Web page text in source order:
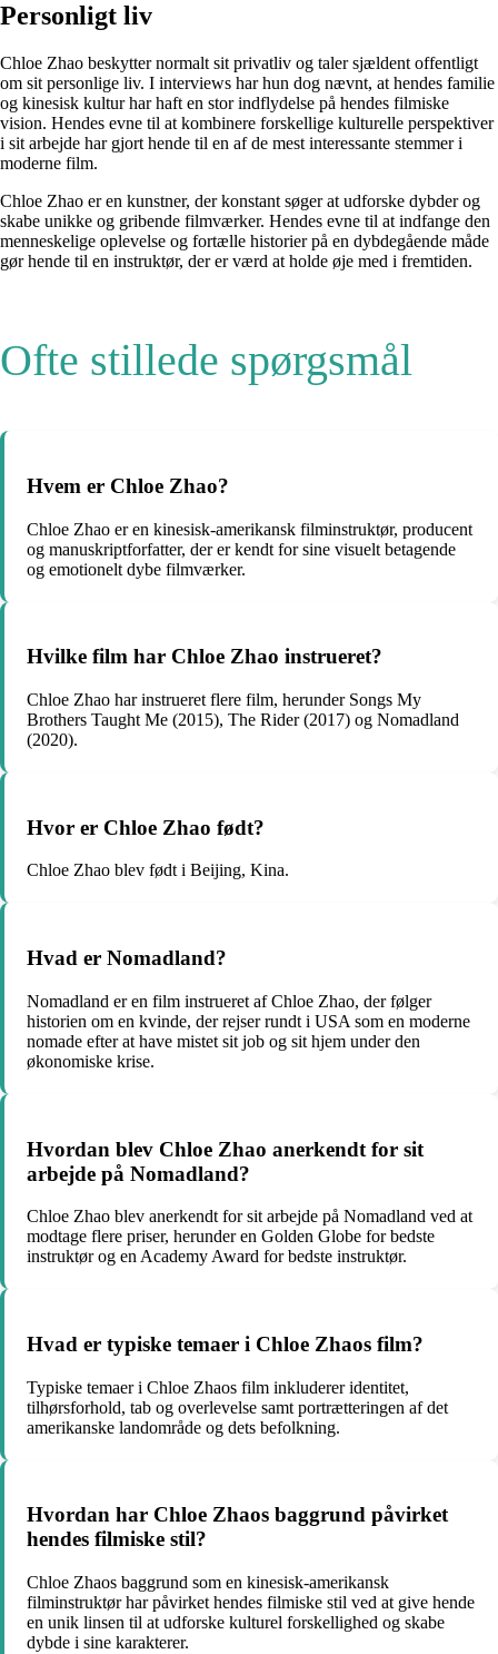
Personligt liv
Chloe Zhao beskytter normalt sit privatliv og taler sjældent offentligt
om sit personlige liv. I interviews har hun dog nævnt, at hendes familie
og kinesisk kultur har haft en stor indflydelse på hendes filmiske
vision. Hendes evne til at kombinere forskellige kulturelle perspektiver
i sit arbejde har gjort hende til en af de mest interessante stemmer i
moderne film.
Chloe Zhao er en kunstner, der konstant søger at udforske dybder og
skabe unikke og gribende filmværker. Hendes evne til at indfange den
menneskelige oplevelse og fortælle historier på en dybdegående måde
gør hende til en instruktør, der er værd at holde øje med i fremtiden.
Ofte stillede spørgsmål
Hvem er Chloe Zhao?
Chloe Zhao er en kinesisk-amerikansk filminstruktør, producent
og manuskriptforfatter, der er kendt for sine visuelt betagende
og emotionelt dybe filmværker.
Hvilke film har Chloe Zhao instrueret?
Chloe Zhao har instrueret flere film, herunder Songs My
Brothers Taught Me (2015), The Rider (2017) og Nomadland
(2020).
Hvor er Chloe Zhao født?
Chloe Zhao blev født i Beijing, Kina.
Hvad er Nomadland?
Nomadland er en film instrueret af Chloe Zhao, der følger
historien om en kvinde, der rejser rundt i USA som en moderne
nomade efter at have mistet sit job og sit hjem under den
økonomiske krise.
Hvordan blev Chloe Zhao anerkendt for sit
arbejde på Nomadland?
Chloe Zhao blev anerkendt for sit arbejde på Nomadland ved at
modtage flere priser, herunder en Golden Globe for bedste
instruktør og en Academy Award for bedste instruktør.
Hvad er typiske temaer i Chloe Zhaos film?
Typiske temaer i Chloe Zhaos film inkluderer identitet,
tilhørsforhold, tab og overlevelse samt portrætteringen af det
amerikanske landområde og dets befolkning.
Hvordan har Chloe Zhaos baggrund påvirket
hendes filmiske stil?
Chloe Zhaos baggrund som en kinesisk-amerikansk
filminstruktør har påvirket hendes filmiske stil ved at give hende
en unik linsen til at udforske kulturel forskellighed og skabe
dybde i sine karakterer.